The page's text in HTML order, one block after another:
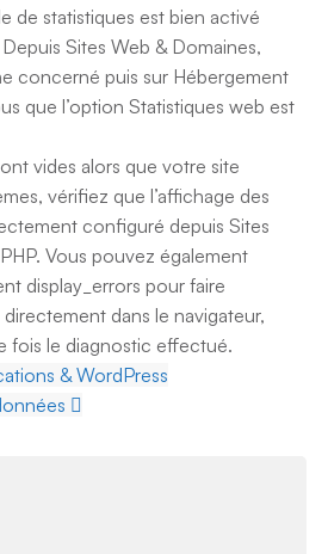
de statistiques est bien activé
Sites Web & Domaines,
concerné puis sur Hébergement
que l’option Statistiques web est
vides alors que votre site
vérifiez que l’affichage des
configuré depuis Sites
Vous pouvez également
display_errors pour faire
dans le navigateur,
fois le diagnostic effectué.
& WordPress